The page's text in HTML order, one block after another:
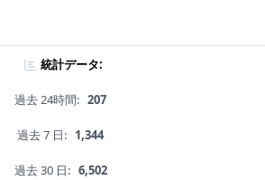
統計データ:
過去 24時間: 207
過去 7 日: 1,344
過去 30 日: 6,502